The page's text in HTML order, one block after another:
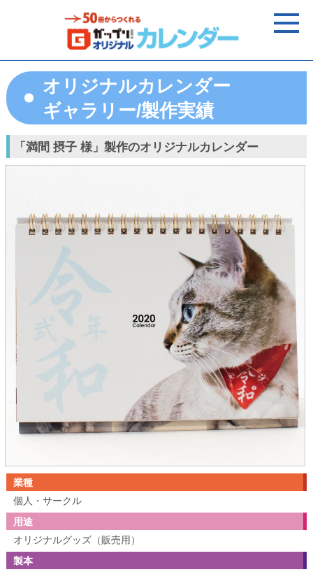
オリジナルカレンダー
ギャラリー/製作実績
「満間 摂子 様」製作のオリジナルカレンダー
業種
個人・サークル
用途
オリジナルグッズ（販売用）
製本